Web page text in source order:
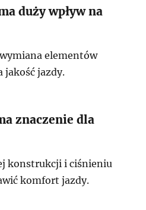
duży wpływ na
elementów
jakość jazdy.
znaczenie dla
konstrukcji i ciśnieniu
komfort jazdy.